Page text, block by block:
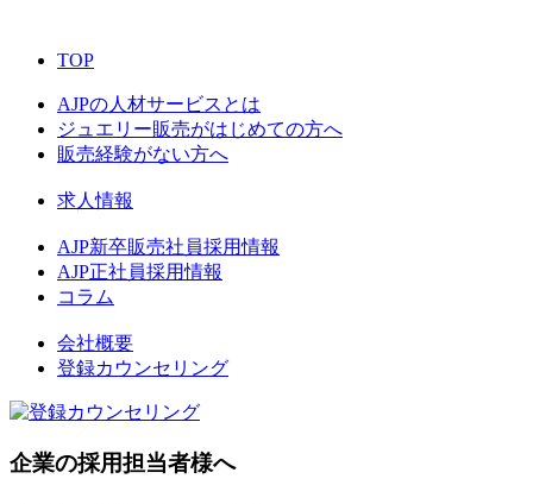
TOP
AJPの人材サービスとは
ジュエリー販売がはじめての方へ
販売経験がない方へ
求人情報
AJP新卒販売社員採用情報
AJP正社員採用情報
コラム
会社概要
登録カウンセリング
企業の採用担当者様へ